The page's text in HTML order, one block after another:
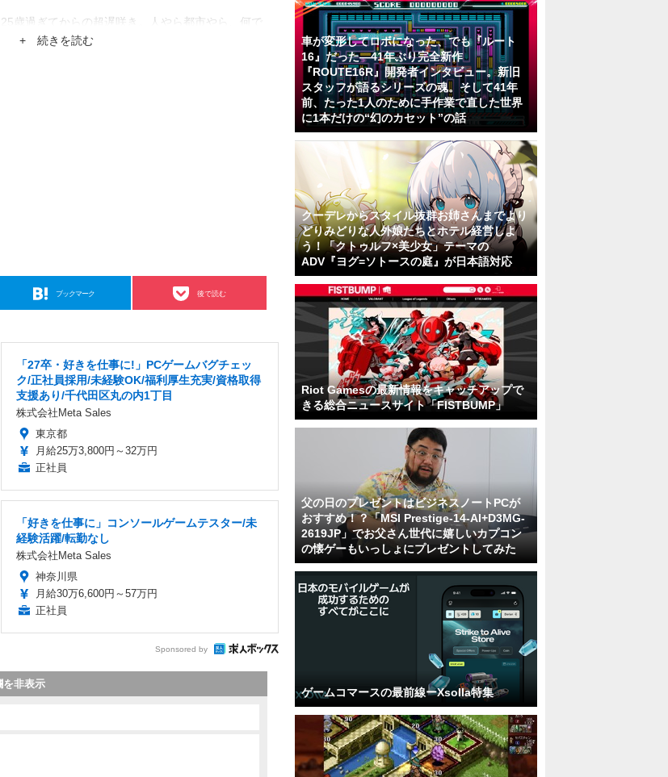
歳過ぎてからの超遅咲き。人やら都市やら、何で
をこよなく愛する、のんびりゲーマーです。
+ 続きを読む
ブックマーク 後で読む
「27卒・好きを仕事に!」PCゲームバグチェッ
ク/正社員採用/未経験OK/福利厚生充実/資格取得
支援あり/千代田区丸の内1丁目
株式会社Meta Sales
東京都
月給25万3,800円～32万円
正社員
「好きを仕事に」コンソールゲームテスター/未
経験活躍/転勤なし
株式会社Meta Sales
神奈川県
月給30万6,600円～57万円
正社員
Sponsored by
を非表示
車が変形してロボになった、でも『ルート
16』だった―41年ぶり完全新作
『ROUTE16R』開発者インタビュー。新旧
スタッフが語るシリーズの魂。そして41年
前、たった1人のために手作業で直した世界
に1本だけの“幻のカセット”の話
クーデレからスタイル抜群お姉さんまでより
どりみどりな人外娘たちとホテル経営しよ
う！「クトゥルフ×美少女」テーマの
ADV『ヨグ=ソトースの庭』が日本語対応
Riot Gamesの最新情報をキャッチアップで
きる総合ニュースサイト「FISTBUMP」
父の日のプレゼントはビジネスノートPCが
おすすめ！？「MSI Prestige-14-AI+D3MG-
2619JP」でお父さん世代に嬉しいカプコン
の懐ゲーもいっしょにプレゼントしてみた
ゲームコマースの最前線ーXsolla特集